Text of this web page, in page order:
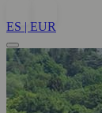
ES | EUR